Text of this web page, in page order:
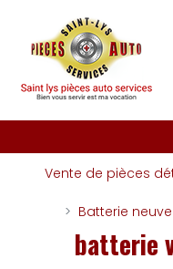
Vente de pièces
Batterie neuve
batterie